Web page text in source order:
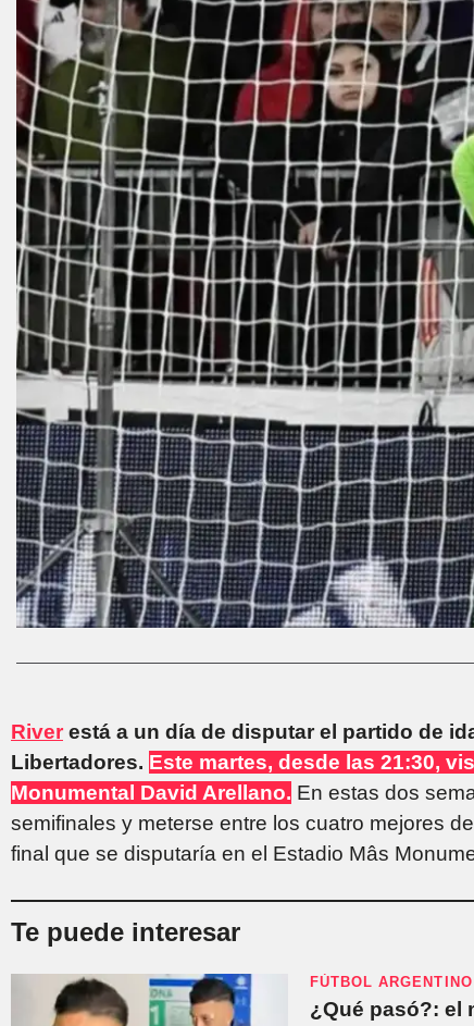
River está a un día de disputar el partido de
Libertadores. Este martes, desde las 21:30,
Monumental David Arellano. En estas dos
semifinales y meterse entre los cuatro mejores
final que se disputaría en el Estadio Mâs
Te puede interesar
FÚTBOL ARGENTINO
¿Qué pasó?: el